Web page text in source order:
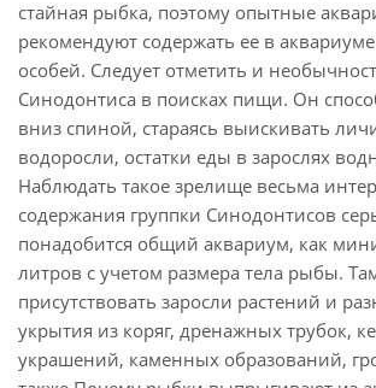
стайная рыбка, поэтому опытные
рекомендуют содержать ее в
особей. Следует отметить и
Синодонтиса в поисках пищи. Он
вниз спиной, стараясь выискивать
водоросли, остатки еды в зарослях
Наблюдать такое зрелище весьма
содержания группки Синодонтисов
понадобится общий аквариум, как
литров с учетом размера тела рыбы.
присутствовать заросли растений и
укрытия из коряг, дренажных трубок,
украшений, каменных образований,